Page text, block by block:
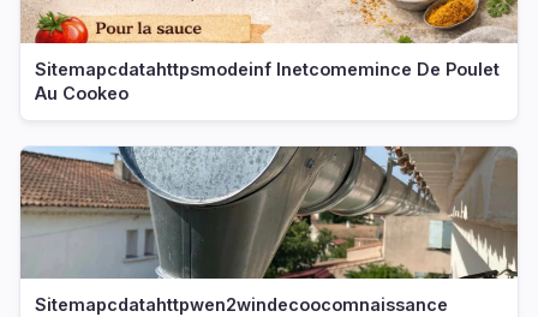
Sitemapcdatahttpsmodeinf Inetcomemince De Poulet
Au Cookeo
Sitemapcdatahttpwen2windecoocomnaissance